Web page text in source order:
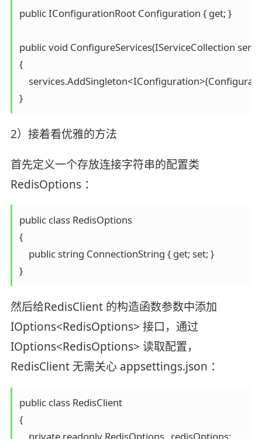
public IConfigurationRoot Configuration { get; }
public void ConfigureServices(IServiceCollection
{
}
2）接着看优雅的方法
首先定义一个存放连接字符串的配置类
RedisOptions ：
public class RedisOptions
{
    public string ConnectionString { get; set; }
}
然后给RedisClient 的构造函数参数中添加
IOptions<RedisOptions> 接口，通过
IOptions<RedisOptions> 读取配置，
RedisClient 无需关心 appsettings.json ：
public class RedisClient
{